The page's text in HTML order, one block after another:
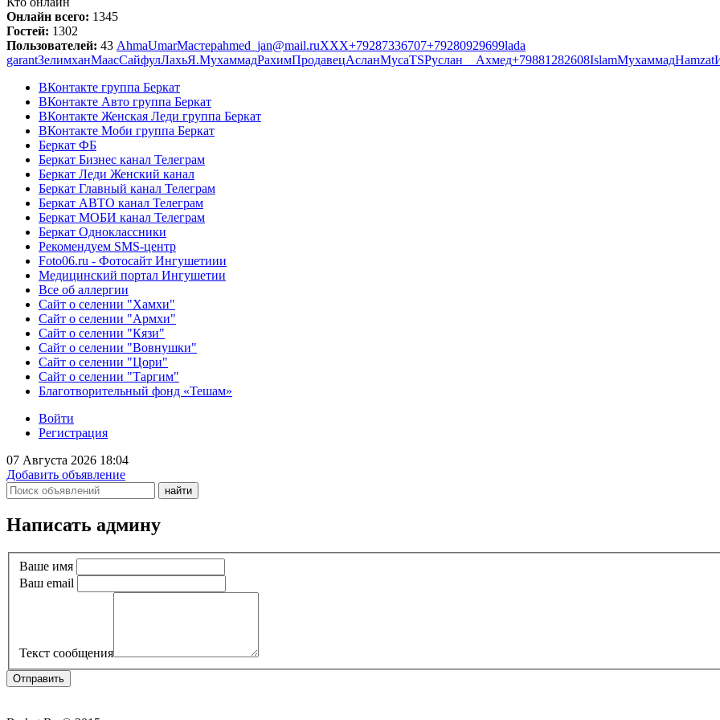
Онлайн всего: 1345
Гостей: 1302
Пользователей: 43 AhmaUmarМастерahmed_jan@mail.ruХХХ+79287336707+79280929699lada
garantЗелимханМаасСайфулЛахьЯ.МухаммадРахимПродавецАсланМусаTSРуслан Ахмед+79881282608IslamМухаммадHamzat
ВКонтакте группа Беркат
ВКонтакте Авто группа Беркат
ВКонтакте Женская Леди группа Беркат
ВКонтакте Моби группа Беркат
Беркат ФБ
Беркат Бизнес канал Телеграм
Беркат Леди Женский канал
Беркат Главный канал Телеграм
Беркат АВТО канал Телеграм
Беркат МОБИ канал Телеграм
Беркат Одноклассники
Рекомендуем SMS-центр
Foto06.ru - Фотосайт Ингушетиии
Медицинский портал Ингушетии
Все об аллергии
Сайт о селении "Хамхи"
Сайт о селении "Армхи"
Сайт о селении "Кязи"
Сайт о селении "Вовнушки"
Сайт о селении "Цори"
Сайт о селении "Таргим"
Благотворительный фонд «Тешам»
Войти
Регистрация
07 Августа 2026 18:04
Добавить объявление
Написать админу
Ваше имя
Ваш email
Текст сообщения
Отправить